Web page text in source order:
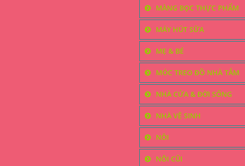
MÀNG BỌC THỰC PHẨM
MÁY HÚT SỮA
MẸ & BÉ
MÓC TREO ĐỒ NHÀ TẮM
NHÀ CỬA & ĐỜI SỐNG
NHÀ VỆ SINH
NÔI
NÔI CŨI